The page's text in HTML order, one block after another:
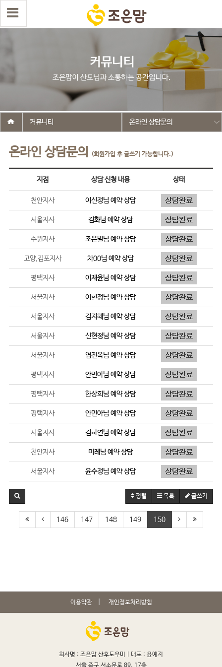
온라인 상담문의 (회원가입 후 글쓰기 가능합니다.)
커뮤니티 온라인 상담문의
지점 상담 신청 내용 상태
천안지사 이신정님 예약 상담
서울지사 김화님 예약 상담
수원지사 조은별님 예약 상담
고양,김포지사 차00님 예약 상담
평택지사 이재윤님 예약 상담
서울지사 이현정님 예약 상담
서울지사 김지혜 님 예약 상담
서울지사 신현정님 예약 상담
서울지사 염진옥님 예약 상담
평택지사 안민아님 예약 상담
평택지사 한상희님 예약 상담
평택지사 안민아님 예약 상담
서울지사 김하연님 예약 상담
천안지사 미레 님 예약 상담
서울지사 윤수정님 예약 상담
정렬 목록 글쓰기
146 147 148 149 150
이용약관 개인정보처리방침
회사명 : 조은맘 산후도우미 | 대표 : 윤예지
서울 중구 서소문로 89, 17층